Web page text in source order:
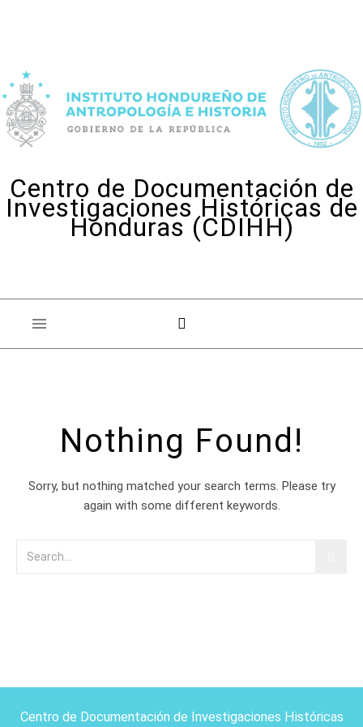
Centro de Documentación de
Investigaciones Históricas de
Honduras (CDIHH)
Nothing Found!
Sorry, but nothing matched your search terms. Please try
again with some different keywords.
Centro de Documentación de Investigaciones Históricas